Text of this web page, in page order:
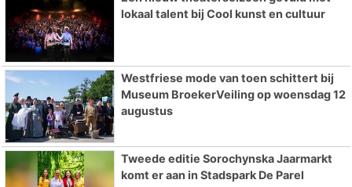
lokaal talent bij Cool kunst en cultuur
Westfriese mode van toen schittert bij
Museum BroekerVeiling op woensdag 12
augustus
Tweede editie Sorochynska Jaarmarkt
komt er aan in Stadspark De Parel